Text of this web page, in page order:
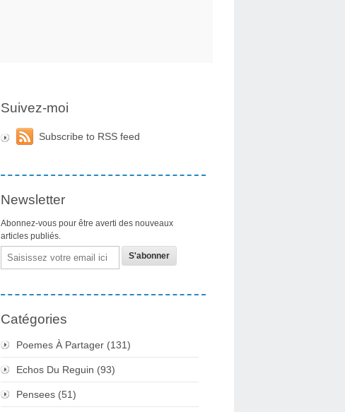
Suivez-moi
Subscribe to RSS feed
Newsletter
Abonnez-vous pour être averti des nouveaux
articles publiés.
Email
Catégories
Poemes À Partager (131)
Echos Du Reguin (93)
Pensees (51)